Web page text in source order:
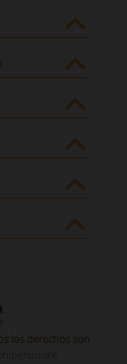
los derechos son